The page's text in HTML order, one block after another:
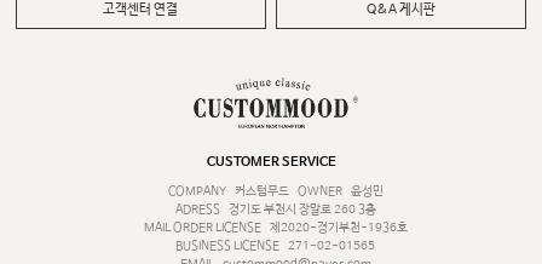
고객센터 연결 Q&A 게시판
CUSTOMER SERVICE
COMPANY
커스텀무드 OWNER
윤성민
ADRESS
경기도 부천시 장말로 260 3층
MAIL ORDER LICENSE
제2020-경기부천-1936호
BUSINESS LICENSE 271-02-01565